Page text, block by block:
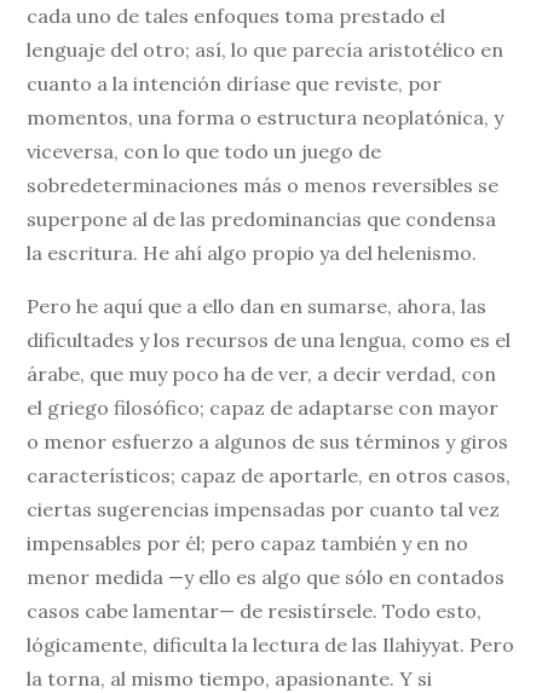
cada uno de tales enfoques toma prestado el
lenguaje del otro; así, lo que parecía aristotélico en
cuanto a la intención diríase que reviste, por
momentos, una forma o estructura neoplatónica, y
viceversa, con lo que todo un juego de
sobredeterminaciones más o menos reversibles se
superpone al de las predominancias que condensa
la escritura. He ahí algo propio ya del helenismo.
Pero he aquí que a ello dan en sumarse, ahora, las
dificultades y los recursos de una lengua, como es el
árabe, que muy poco ha de ver, a decir verdad, con
el griego filosófico; capaz de adaptarse con mayor
o menor esfuerzo a algunos de sus términos y giros
característicos; capaz de aportarle, en otros casos,
ciertas sugerencias impensadas por cuanto tal vez
impensables por él; pero capaz también y en no
menor medida —y ello es algo que sólo en contados
casos cabe lamentar— de resistírsele. Todo esto,
lógicamente, dificulta la lectura de las Ilahiyyat. Pero
la torna, al mismo tiempo, apasionante. Y si